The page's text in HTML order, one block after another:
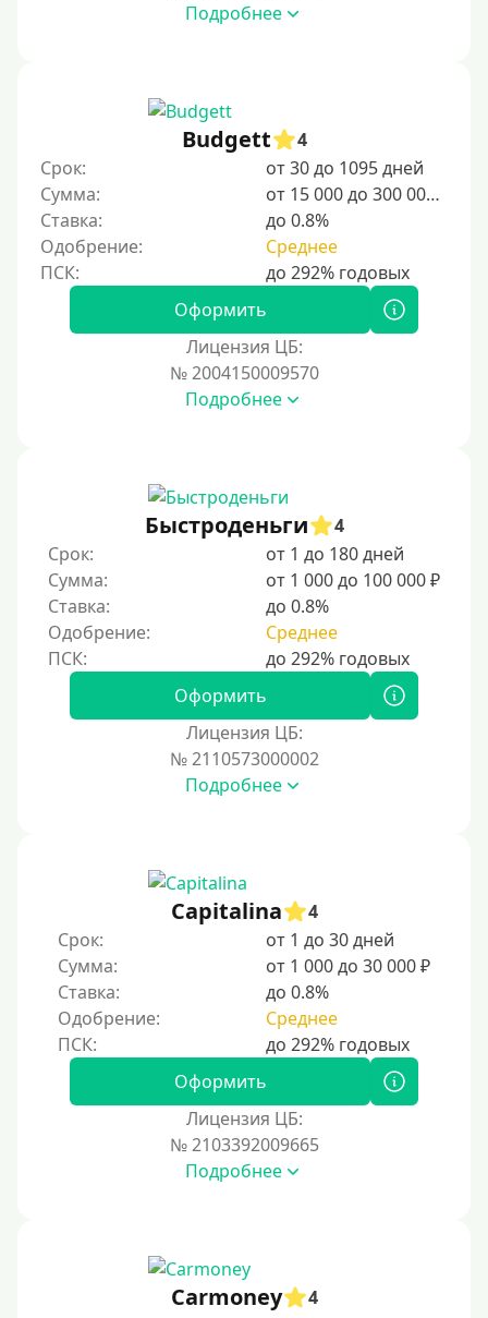
Пенсионерам до 70 лет
Пенсионерам до 85 лет
Безработным
Даже бомжам
Без указания места работы
Для иностранных граждан
Для иностранных граждан Украины
Для иностранных граждан Казахстана
Для иностранных граждан Кыргызстана
Для иностранных граждан Таджикистана
Для иностранных граждан Узбекистана
Для граждан СНГ
Сумма (рублей)
100 руб
300 руб
2500 руб
3000 руб
4000 руб
5000 руб
7000 руб
Подробнее
Budgett
4
Срок:
от 30 до 1095 дней
Сумма:
от 15 000 до 300 000 ₽
Ставка:
до 0.8%
Одобрение:
Среднее
Оформить
Лицензия ЦБ:
№ 2004150009570
Подробнее
Быстроденьги
4
Срок:
от 1 до 180 дней
Сумма:
от 1 000 до 100 000 ₽
Ставка:
до 0.8%
Одобрение:
Среднее
Оформить
Лицензия ЦБ:
№ 2110573000002
Подробнее
Capitalina
4
Срок:
от 1 до 30 дней
Сумма:
от 1 000 до 30 000 ₽
Ставка:
до 0.8%
Одобрение:
Среднее
Оформить
Лицензия ЦБ:
№ 2103392009665
Подробнее
Carmoney
4